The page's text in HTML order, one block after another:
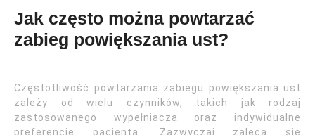
Jak często można powtarzać
zabieg powiększania ust?
Częstotliwość powtarzania zabiegu powiększania ust
zależy od wielu czynników, takich jak rodzaj
zastosowanego wypełniacza oraz indywidualne
preferencje pacjenta. Zazwyczaj zaleca się